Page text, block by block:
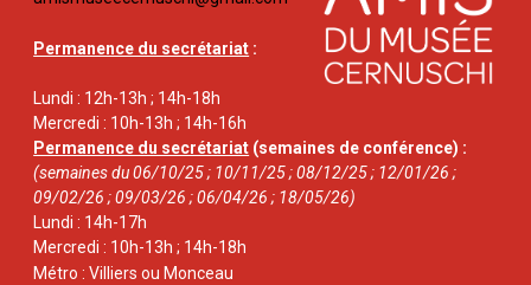
Permanence du secrétariat :
Lundi : 12h-13h ; 14h-18h
Mercredi : 10h-13h ; 14h-16h
Permanence du secrétariat (semaines de conférence) :
(semaines du 06/10/25 ; 10/11/25 ; 08/12/25 ; 12/01/26 ;
09/02/26 ; 09/03/26 ; 06/04/26 ; 18/05/26)
Lundi : 14h-17h
Mercredi : 10h-13h ; 14h-18h
Métro : Villiers ou Monceau